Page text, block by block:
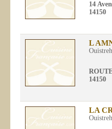
14
14150
L
14150
LA